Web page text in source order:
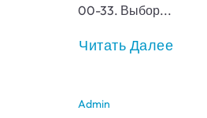
00-33. Выбор...
Читать Далее
Admin